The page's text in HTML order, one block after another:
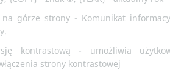
górze strony - Komunikat
kontrastową - umożliwia
strony kontrastowej